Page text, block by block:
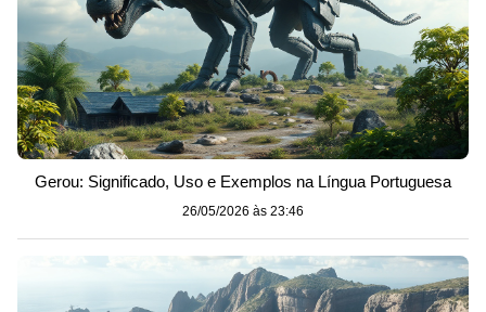
Gerou: Significado, Uso e Exemplos na Língua Portuguesa
26/05/2026 às 23:46